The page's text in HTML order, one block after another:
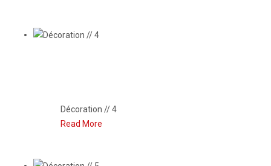
Décoration // 4
Read More